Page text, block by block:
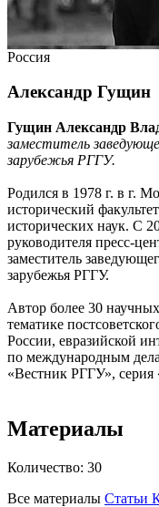
Россия
Александр Гущин
Гущин Александр
заместитель
зарубежья РГГУ.
Родился в 1978 г. в г.
исторический
исторических наук. С
руководителя пресс-
заместитель
зарубежья РГГУ.
Автор более 30
тематике
России, евразийской
по международным
«Вестник РГГУ»,
Материалы
Количество: 30
Все материалы Статьи